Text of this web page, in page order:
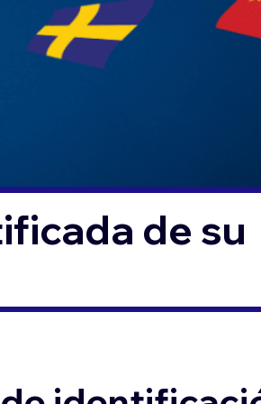
de su